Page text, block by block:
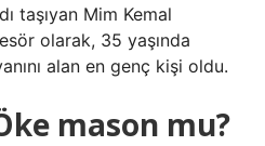
taşıyan Mim Kemal
olarak, 35 yaşında
alan en genç kişi oldu.
mason mu?